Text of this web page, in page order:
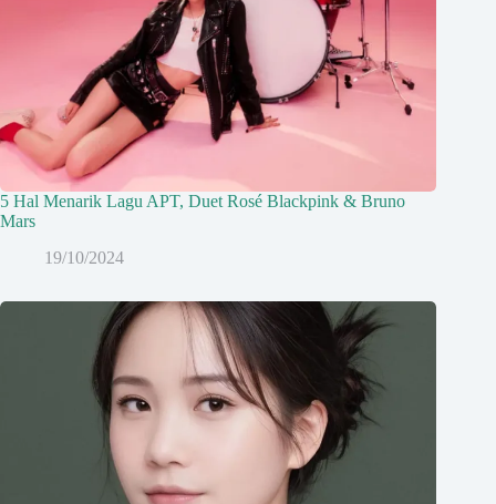
5 Hal Menarik Lagu APT, Duet Rosé Blackpink & Bruno
Mars
19/10/2024